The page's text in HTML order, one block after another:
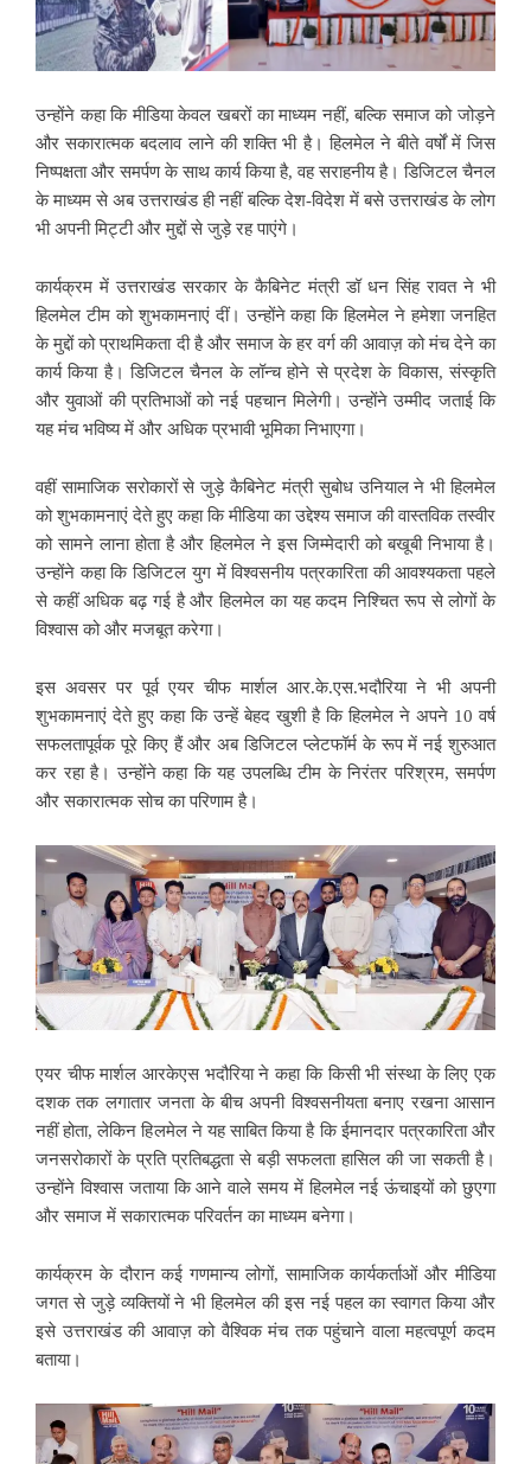
उन्होंने कहा कि मीडिया केवल खबरों का माध्यम नहीं, बल्कि समाज को जोड़ने
और सकारात्मक बदलाव लाने की शक्ति भी है। हिलमेल ने बीते वर्षों में जिस
निष्पक्षता और समर्पण के साथ कार्य किया है, वह सराहनीय है। डिजिटल चैनल
के माध्यम से अब उत्तराखंड ही नहीं बल्कि देश-विदेश में बसे उत्तराखंड के लोग
भी अपनी मिट्टी और मुद्दों से जुड़े रह पाएंगे।
कार्यक्रम में उत्तराखंड सरकार के कैबिनेट मंत्री डॉ धन सिंह रावत ने भी
हिलमेल टीम को शुभकामनाएं दीं। उन्होंने कहा कि हिलमेल ने हमेशा जनहित
के मुद्दों को प्राथमिकता दी है और समाज के हर वर्ग की आवाज़ को मंच देने का
कार्य किया है। डिजिटल चैनल के लॉन्च होने से प्रदेश के विकास, संस्कृति
और युवाओं की प्रतिभाओं को नई पहचान मिलेगी। उन्होंने उम्मीद जताई कि
यह मंच भविष्य में और अधिक प्रभावी भूमिका निभाएगा।
वहीं सामाजिक सरोकारों से जुड़े कैबिनेट मंत्री सुबोध उनियाल ने भी हिलमेल
को शुभकामनाएं देते हुए कहा कि मीडिया का उद्देश्य समाज की वास्तविक तस्वीर
को सामने लाना होता है और हिलमेल ने इस जिम्मेदारी को बखूबी निभाया है।
उन्होंने कहा कि डिजिटल युग में विश्वसनीय पत्रकारिता की आवश्यकता पहले
से कहीं अधिक बढ़ गई है और हिलमेल का यह कदम निश्चित रूप से लोगों के
विश्वास को और मजबूत करेगा।
इस अवसर पर पूर्व एयर चीफ मार्शल आर.के.एस.भदौरिया ने भी अपनी
शुभकामनाएं देते हुए कहा कि उन्हें बेहद खुशी है कि हिलमेल ने अपने 10 वर्ष
सफलतापूर्वक पूरे किए हैं और अब डिजिटल प्लेटफॉर्म के रूप में नई शुरुआत
कर रहा है। उन्होंने कहा कि यह उपलब्धि टीम के निरंतर परिश्रम, समर्पण
और सकारात्मक सोच का परिणाम है।
एयर चीफ मार्शल आरकेएस भदौरिया ने कहा कि किसी भी संस्था के लिए एक
दशक तक लगातार जनता के बीच अपनी विश्वसनीयता बनाए रखना आसान
नहीं होता, लेकिन हिलमेल ने यह साबित किया है कि ईमानदार पत्रकारिता और
जनसरोकारों के प्रति प्रतिबद्धता से बड़ी सफलता हासिल की जा सकती है।
उन्होंने विश्वास जताया कि आने वाले समय में हिलमेल नई ऊंचाइयों को छुएगा
और समाज में सकारात्मक परिवर्तन का माध्यम बनेगा।
कार्यक्रम के दौरान कई गणमान्य लोगों, सामाजिक कार्यकर्ताओं और मीडिया
जगत से जुड़े व्यक्तियों ने भी हिलमेल की इस नई पहल का स्वागत किया और
इसे उत्तराखंड की आवाज़ को वैश्विक मंच तक पहुंचाने वाला महत्वपूर्ण कदम
बताया।